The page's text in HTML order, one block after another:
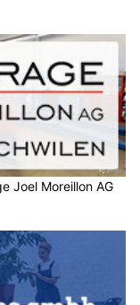
Joel Moreillon AG